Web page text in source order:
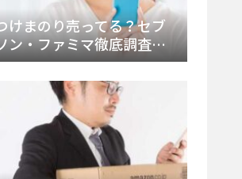
けまのり売ってる？セブ
ン・ファミマ徹底調査！
局、Amazon楽天で買う方